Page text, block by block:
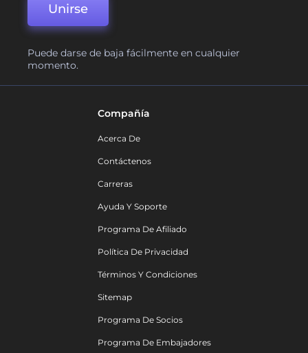
Unirse
Puede darse de baja fácilmente en cualquier
momento.
Compañía
Acerca De
Contáctenos
Carreras
Ayuda Y Soporte
Programa De Afiliado
Política De Privacidad
Términos Y Condiciones
Sitemap
Programa De Socios
Programa De Embajadores